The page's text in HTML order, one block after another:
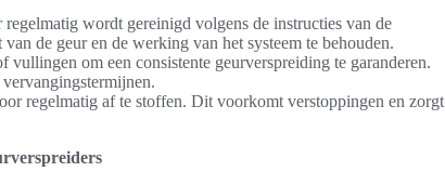
wordt gereinigd volgens de instructies van de
de geur en de werking van het systeem te behouden.
vullingen om een consistente geurverspreiding te garanderen.
regelmatig af te stoffen. Dit voorkomt verstoppingen en zorgt